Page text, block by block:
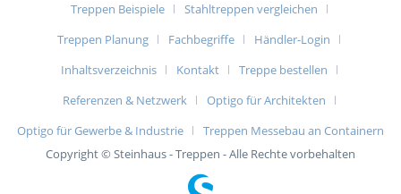
Treppen Beispiele
Stahltreppen vergleichen
Treppen Planung
Fachbegriffe
Händler-Login
Inhaltsverzeichnis
Kontakt
Treppe bestellen
Referenzen & Netzwerk
Optigo für Architekten
Optigo für Gewerbe & Industrie
Treppen Messebau an Containern
Copyright © Steinhaus - Treppen - Alle Rechte vorbehalten